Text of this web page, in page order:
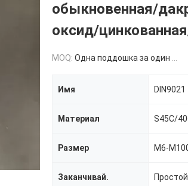
обыкновенная/
оксид/
MOQ: Одна поддошка за один размер
Имя
Материал S45C/
Размер M6-
Заканчивай.